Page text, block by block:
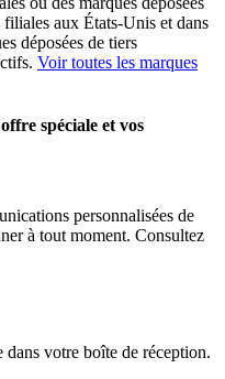
aux États-Unis et dans
déposées de tiers
Voir toutes les marques
spéciale et vos
personnalisées de
à tout moment. Consultez
votre boîte de réception.